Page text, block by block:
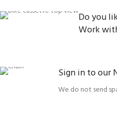
Do you
Work
Sign in to our
We do not send